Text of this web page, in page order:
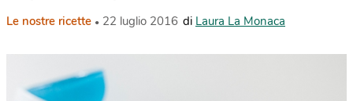
Le nostre ricette 22 luglio 2016 di Laura La Monaca